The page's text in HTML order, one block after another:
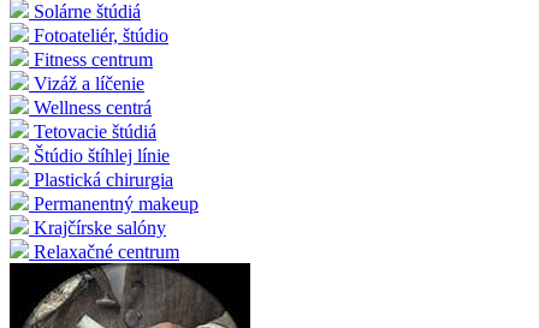
Solárne štúdiá
Fotoateliér, štúdio
Fitness centrum
Vizáž a líčenie
Wellness centrá
Tetovacie štúdiá
Štúdio štíhlej línie
Plastická chirurgia
Permanentný makeup
Krajčírske salóny
Relaxačné centrum